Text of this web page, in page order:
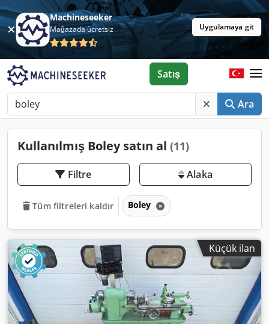
Machineseeker
Mağazada ücretsiz Uygulamaya git
Ara
Satış
Kullanılmış Boley satın al (11)
Filtre Alaka
Tüm filtreleri kaldır Boley
Küçük ilan